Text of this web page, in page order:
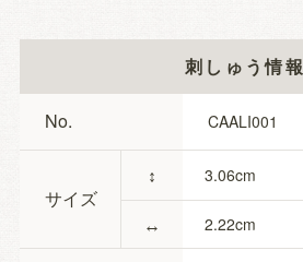
刺しゅう情報
No. CAALI001
サイズ
↕
↔
3.06
2.22